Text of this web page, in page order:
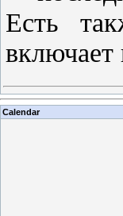
Есть
включает
Calendar